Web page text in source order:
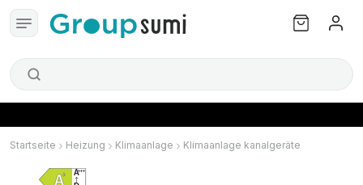
Startseite Heizung Klimaanlage Klimaanlage kanalgeräte